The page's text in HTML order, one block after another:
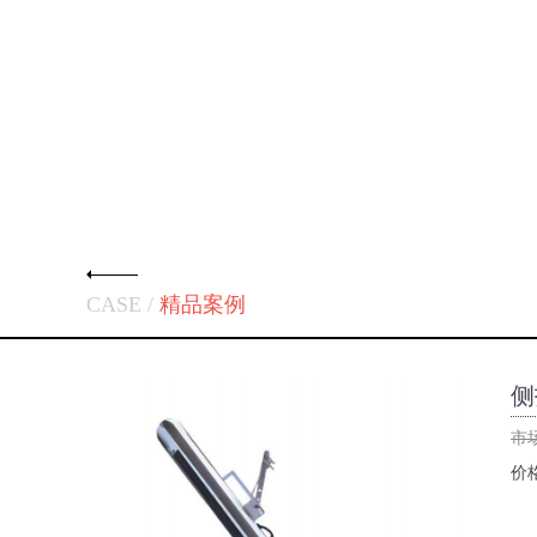
CASE / 精品案例
市
价